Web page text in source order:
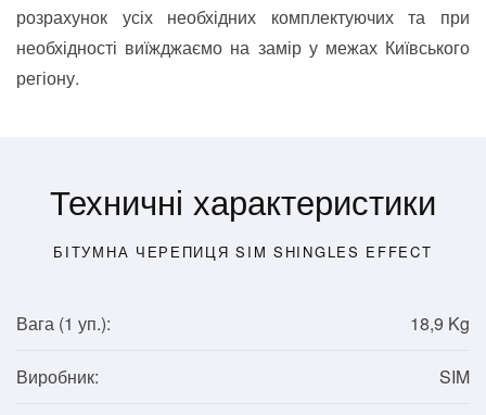
розрахунок усіх необхідних комплектуючих та при
необхідності виїжджаємо на замір у межах Київського
регіону.
Техничні характеристики
БІТУМНА ЧЕРЕПИЦЯ SIM SHINGLES EFFECT
Вага (1 уп.): 18,9 Kg
Виробник: SIM